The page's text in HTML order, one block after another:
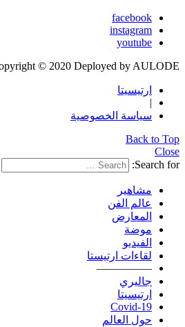
facebook
instagram
youtube
© 2020 Deployed by AULODE
ارتيسيتا
|
سياسة الخصوصية
Back to Top
Close
Search for:
مشاهير
عالم الفن
المعارض
موضة
الفيديو
لقاءات ارتيستا
—————
جاليري
ارتيسيتا
Covid-19
حول العالم